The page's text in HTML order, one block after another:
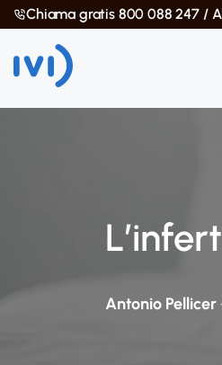
Chiama gratis 800 088 247 /
Antonio Pellicer